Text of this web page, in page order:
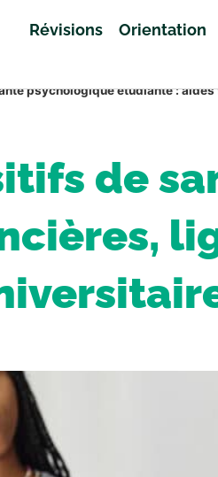
Révisions Orientation
psychologique étudiante :
de